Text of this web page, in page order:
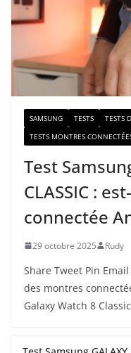
m
i
SAMSUNG TESTS
TESTS
TESTS MONTRES
Test
CLASSIC :
connectée
29 octobre 2025 Rudy
Share Tweet Pin
des montres
Galaxy Watch 8